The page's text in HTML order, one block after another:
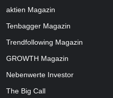
aktien Magazin
Tenbagger Magazin
Trendfollowing Magazin
GROWTH Magazin
Nebenwerte Investor
The Big Call